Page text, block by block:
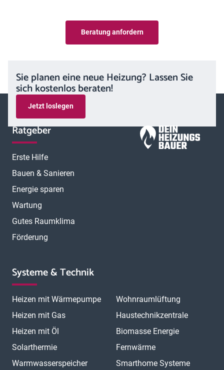
Beratung anfordern
Sie planen eine neue Heizung? Lassen Sie
sich kostenlos beraten!
Jetzt loslegen
Ratgeber
Erste Hilfe
Bauen & Sanieren
Energie sparen
Wartung
Gutes Raumklima
Förderung
Systeme & Technik
Heizen mit Wärmepumpe
Heizen mit Gas
Heizen mit Öl
Solarthermie
Warmwasserspeicher
Wohnraumlüftung
Haustechnikzentrale
Biomasse Energie
Fernwärme
Smarthome Systeme